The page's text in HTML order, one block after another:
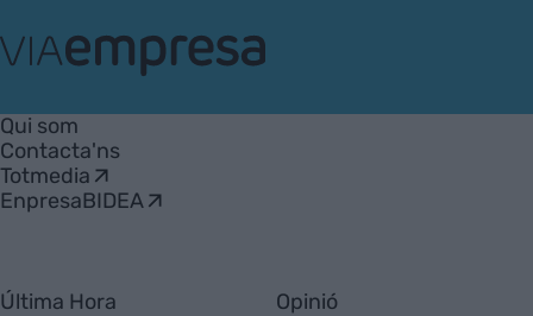
Empresa
Qui som
Contacta'ns
Totmedia
EnpresaBIDEA
Última Hora Opinió